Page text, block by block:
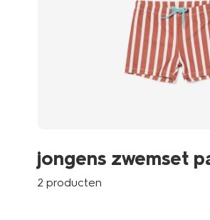
jongens zwemset
2 producten